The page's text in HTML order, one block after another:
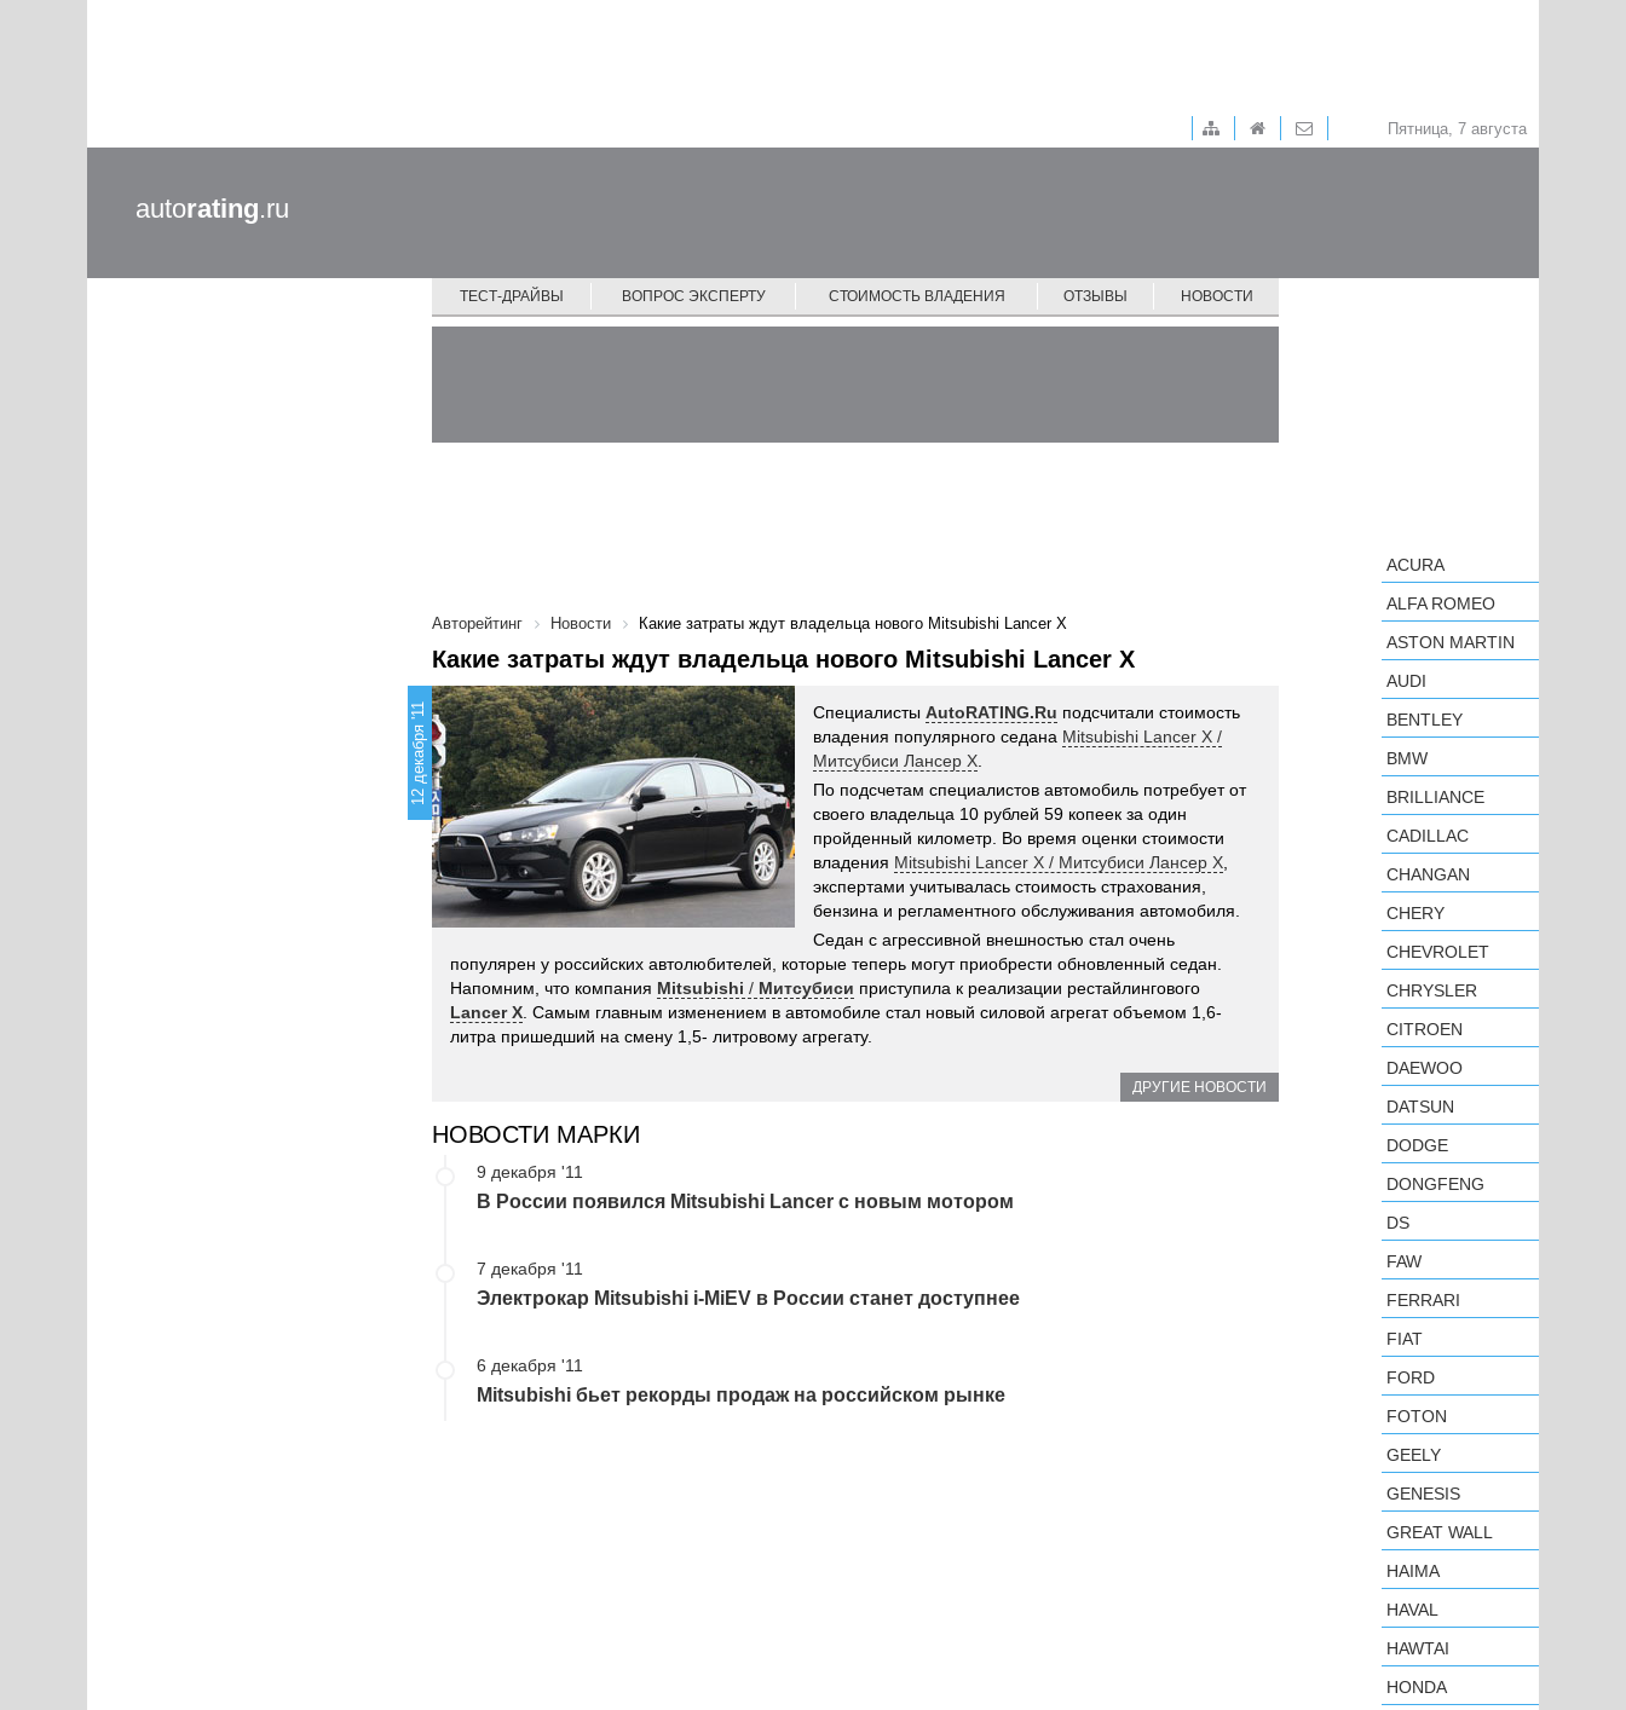
Пятница, 7 августа
autorating.ru
ТЕСТ-ДРАЙВЫ ВОПРОС ЭКСПЕРТУ СТОИМОСТЬ ВЛАДЕНИЯ ОТЗЫВЫ НОВОСТИ
Авторейтинг Новости Какие затраты ждут владельца нового Mitsubishi Lancer X
Какие затраты ждут владельца нового Mitsubishi Lancer X
12 декабря '11 Специалисты AutoRATING.Ru подсчитали стоимость
владения популярного седана Mitsubishi Lancer X /
Митсубиси Лансер X
По подсчетам специалистов автомобиль потребует от
своего владельца 10 рублей 59 копеек за один
пройденный километр. Во время оценки стоимости
владения Mitsubishi Lancer X / Митсубиси Лансер X
экспертами учитывалась стоимость страхования,
бензина и регламентного обслуживания автомобиля.
Седан с агрессивной внешностью стал очень
популярен у российских автолюбителей, которые теперь могут приобрести обновленный седан.
Напомним, что компания Mitsubishi / Митсубиси приступила к реализации рестайлингового
Lancer X . Самым главным изменением в автомобиле стал новый силовой агрегат объемом 1,6-
литра пришедший на смену 1,5- литровому агрегату.
ДРУГИЕ НОВОСТИ
НОВОСТИ МАРКИ
9 декабря '11
В России появился Mitsubishi Lancer с новым мотором
7 декабря '11
Электрокар Mitsubishi i-MiEV в России станет доступнее
6 декабря '11
Mitsubishi бьет рекорды продаж на российском рынке
ACURA
ALFA ROMEO
ASTON MARTIN
AUDI
BENTLEY
BMW
BRILLIANCE
CADILLAC
CHANGAN
CHERY
CHEVROLET
CHRYSLER
CITROEN
DAEWOO
DATSUN
DODGE
DONGFENG
DS
FAW
FERRARI
FIAT
FORD
FOTON
GEELY
GENESIS
GREAT WALL
HAIMA
HAVAL
HAWTAI
HONDA